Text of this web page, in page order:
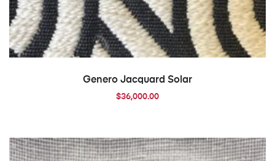
AÑADIR AL CARRITO
Genero Jacquard Solar
$36,000.00